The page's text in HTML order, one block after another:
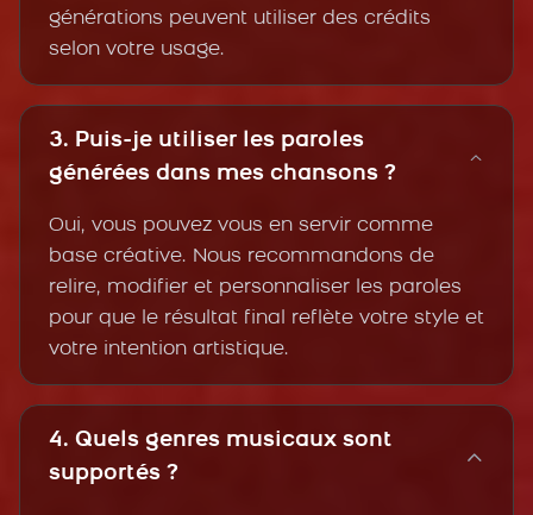
générations peuvent utiliser des crédits
selon votre usage.
3. Puis-je utiliser les paroles
générées dans mes chansons ?
Oui, vous pouvez vous en servir comme
base créative. Nous recommandons de
relire, modifier et personnaliser les paroles
pour que le résultat final reflète votre style et
votre intention artistique.
4. Quels genres musicaux sont
supportés ?